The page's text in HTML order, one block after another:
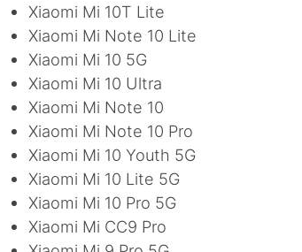
Xiaomi Mi 10T Lite
Xiaomi Mi Note 10 Lite
Xiaomi Mi 10 5G
Xiaomi Mi 10 Ultra
Xiaomi Mi Note 10
Xiaomi Mi Note 10 Pro
Xiaomi Mi 10 Youth 5G
Xiaomi Mi 10 Lite 5G
Xiaomi Mi 10 Pro 5G
Xiaomi Mi CC9 Pro